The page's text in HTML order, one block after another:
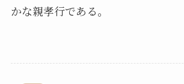
かな親孝行である。